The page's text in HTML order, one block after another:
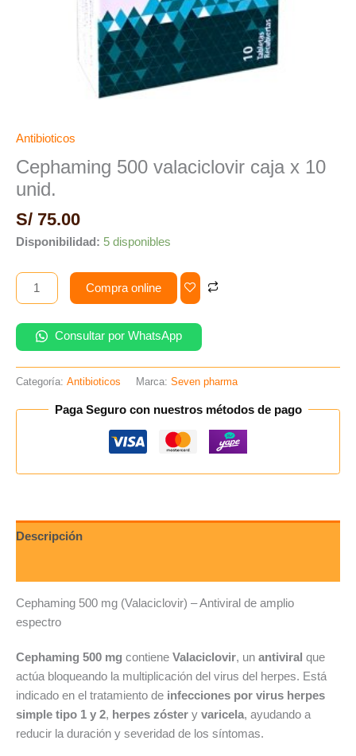
Antibioticos
Cephaming 500 valaciclovir caja x 10
unid.
S/ 75.00
Disponibilidad: 5 disponibles
Compra online
Consultar por WhatsApp
Categoría: Antibioticos Marca: Seven pharma
Paga Seguro con nuestros métodos de pago
Descripción
Cephaming 500 mg (Valaciclovir) – Antiviral de amplio
espectro
Cephaming 500 mg contiene Valaciclovir, un antiviral que
actúa bloqueando la multiplicación del virus del herpes. Está
indicado en el tratamiento de infecciones por virus herpes
simple tipo 1 y 2, herpes zóster y varicela, ayudando a
reducir la duración y severidad de los síntomas.